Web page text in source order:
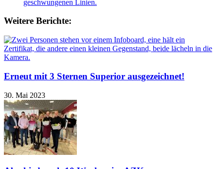
Weitere Berichte:
Erneut mit 3 Sternen Superior ausgezeichnet!
30. Mai 2023